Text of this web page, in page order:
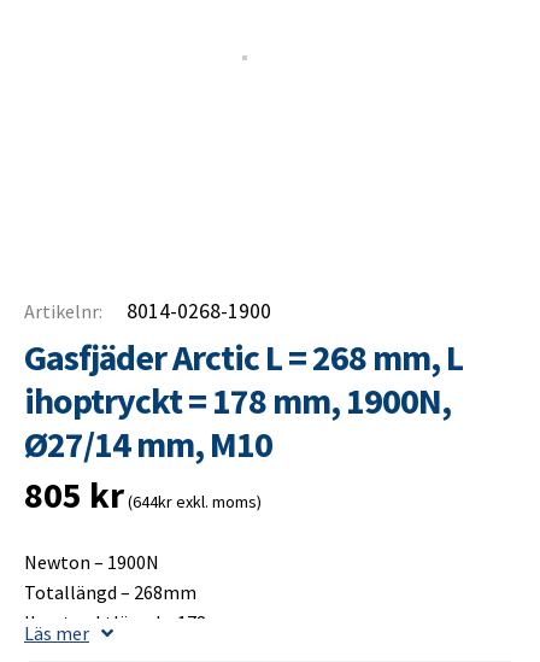
Artikelnr: 8014-0268-1900
Gasfjäder Arctic L = 268 mm, L
ihoptryckt = 178 mm, 1900N,
Ø27/14 mm, M10
805 kr(644kr exkl. moms)
Newton – 1900N
Totallängd – 268mm
Ihoptrycktlängd – 178mm
Läs mer